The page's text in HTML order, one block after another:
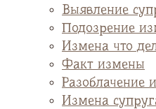
Выявление
Подозрение
Измена что
Факт измены
Разоблачение
Измена